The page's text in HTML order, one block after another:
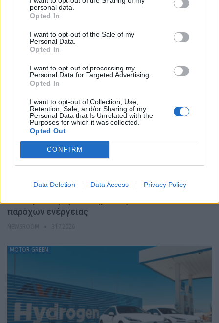
personal data.
Opted In
I want to opt-out of the Sale of my
Personal Data.
Opted In
I want to opt-out of processing my
Personal Data for Targeted Advertising.
Opted In
I want to opt-out of Collection, Use,
Retention, Sale, and/or Sharing of my
Personal Data that Is Unrelated with the
Purposes for which it was collected.
Opted Out
CONFIRM
Data Deletion Data Access Privacy Policy
MOTOR GREEN
MOTOR GREEN
παρόχων ενέργειας
MOTOR GREEN